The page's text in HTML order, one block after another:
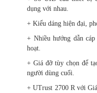
dụng với nhau.
+ Kiểu dáng hiện đại,
+ Nhiều hướng dẫn
hoạt.
+ Giá đỡ tùy chọn để
người dùng cuối.
+ UTrust 2700 R với